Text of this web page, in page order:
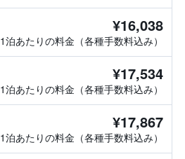
¥16,038
1泊あたりの料金（各種手数料込み）
¥17,534
1泊あたりの料金（各種手数料込み）
¥17,867
1泊あたりの料金（各種手数料込み）